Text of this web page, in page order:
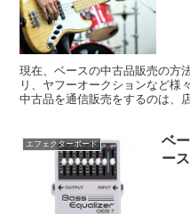
現在、ベースの中古品販売の方
リ、ヤフーオークションなど様
中古品を通信販売をするのは、
エフェクターボード
ベ
ー